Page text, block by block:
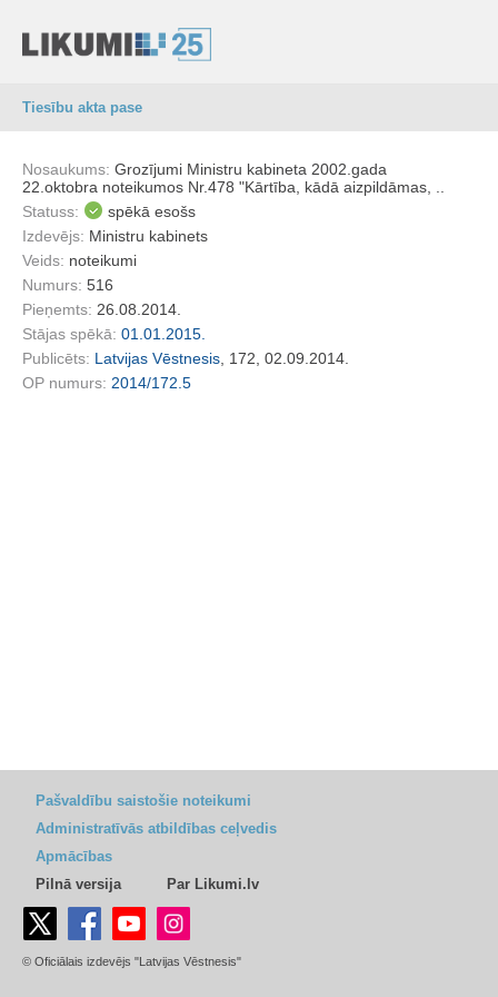
Tiesību akta pase
Nosaukums: Grozījumi Ministru kabineta 2002.gada
22.oktobra noteikumos Nr.478 "Kārtība, kādā aizpildāmas, ..
Statuss:
spēkā esošs
Izdevējs: Ministru kabinets
Veids: noteikumi
Numurs: 516
Pieņemts: 26.08.2014.
Stājas spēkā: 01.01.2015.
Publicēts: Latvijas Vēstnesis , 172, 02.09.2014.
OP numurs: 2014/172.5
Pašvaldību saistošie noteikumi
Administratīvās atbildības ceļvedis
Apmācības
Pilnā versija
Par Likumi.lv
© Oficiālais izdevējs "Latvijas Vēstnesis"